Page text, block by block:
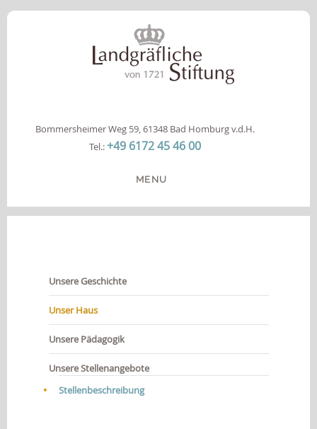
Bommersheimer Weg 59, 61348 Bad Homburg v.d.H.
Tel.:+49 6172 45 46 00
MENU
HOME
INFOS
KOOPERATION
JOBS
Unsere Geschichte
Unser Haus
Unsere Pädagogik
Unsere Stellenangebote
Stellenbeschreibung